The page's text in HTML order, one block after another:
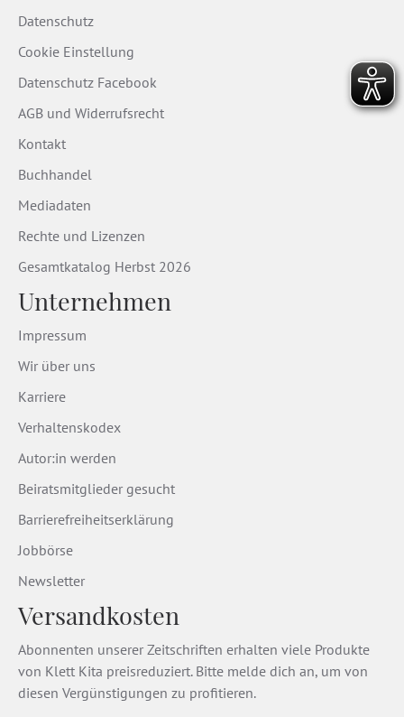
Datenschutz
Cookie Einstellung
Datenschutz Facebook
AGB und Widerrufsrecht
Kontakt
Buchhandel
Mediadaten
Rechte und Lizenzen
Gesamtkatalog Herbst 2026
Unternehmen
Impressum
Wir über uns
Karriere
Verhaltenskodex
Autor:in werden
Beiratsmitglieder gesucht
Barrierefreiheitserklärung
Jobbörse
Newsletter
Versandkosten
Abonnenten unserer Zeitschriften erhalten viele Produkte
von Klett Kita preisreduziert. Bitte melde dich an, um von
diesen Vergünstigungen zu profitieren.